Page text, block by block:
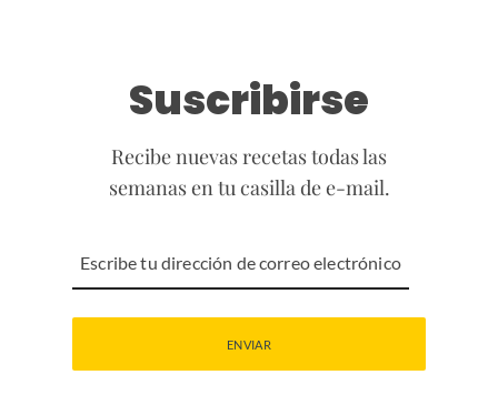
Suscribirse
Recibe nuevas recetas todas las
semanas en tu casilla de e-mail.